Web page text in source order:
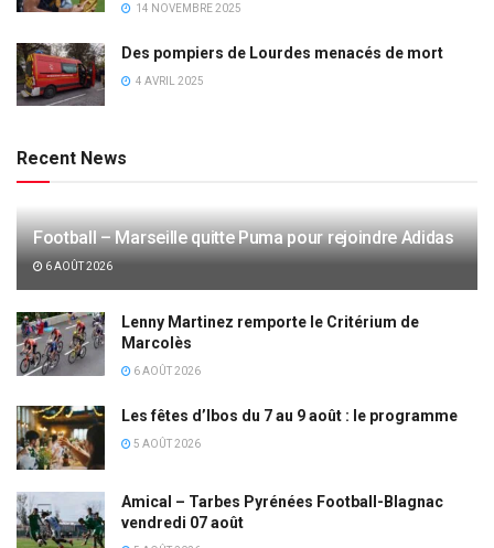
14 NOVEMBRE 2025
Des pompiers de Lourdes menacés de mort
4 AVRIL 2025
Recent News
Football – Marseille quitte Puma pour rejoindre Adidas
6 AOÛT 2026
Lenny Martinez remporte le Critérium de
Marcolès
6 AOÛT 2026
Les fêtes d’Ibos du 7 au 9 août : le programme
5 AOÛT 2026
Amical – Tarbes Pyrénées Football-Blagnac
vendredi 07 août